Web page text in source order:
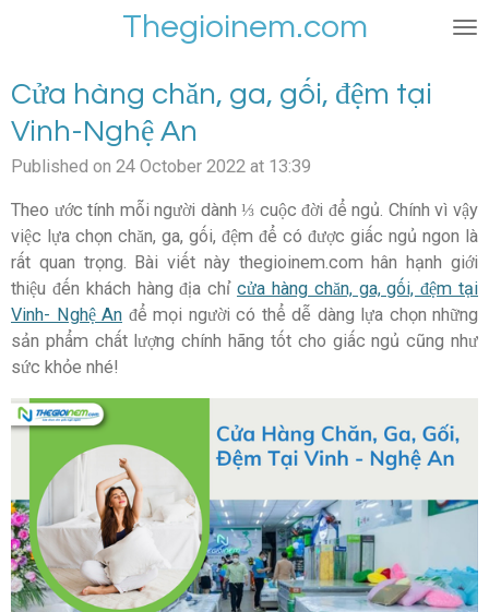
content
Thegioinem.com
Cửa hàng chăn, ga, gối, đệm tại
Vinh-Nghệ An
Published on 24 October 2022 at 13:39
Theo ước tính mỗi người dành ⅓ cuộc đời để ngủ. Chính vì vậy
việc lựa chọn chăn, ga, gối, đệm để có được giấc ngủ ngon là
rất quan trọng. Bài viết này thegioinem.com hân hạnh giới
thiệu đến khách hàng địa chỉ cửa hàng chăn, ga, gối, đệm tại
Vinh- Nghệ An để mọi người có thể dễ dàng lựa chọn những
sản phẩm chất lượng chính hãng tốt cho giấc ngủ cũng như
sức khỏe nhé!